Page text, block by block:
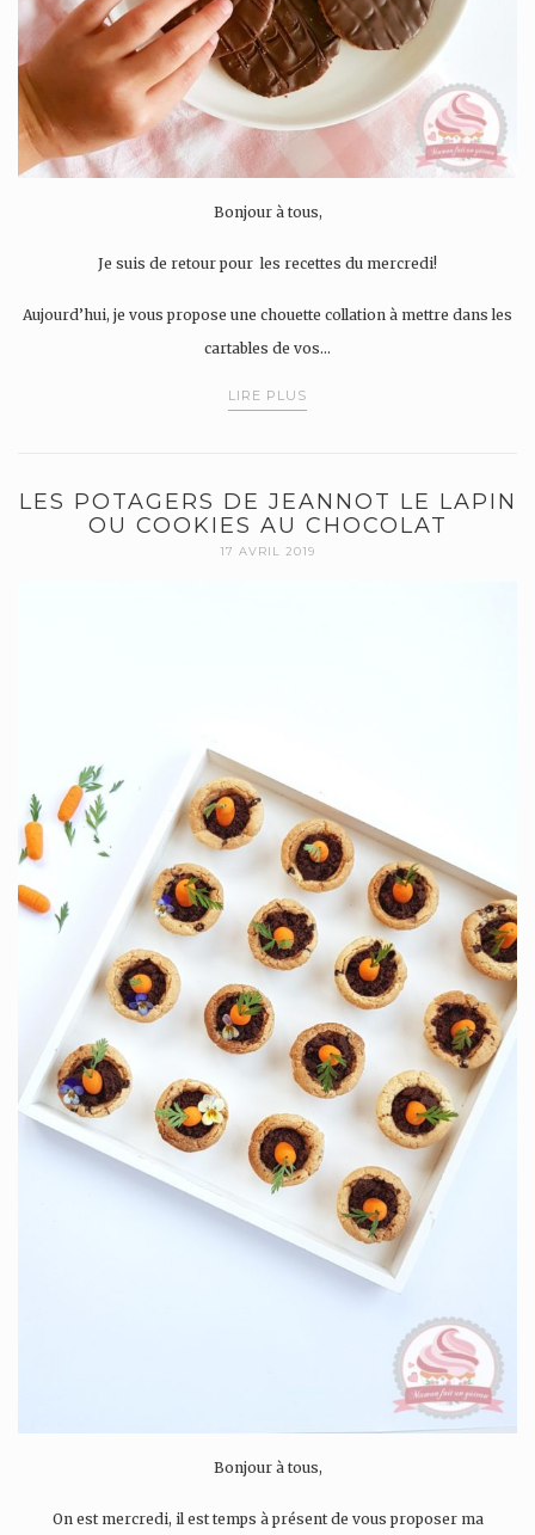
Bonjour à tous,
Je suis de retour pour les recettes du mercredi!
Aujourd’hui, je vous propose une chouette collation à mettre dans les
cartables de vos…
LIRE PLUS
LES POTAGERS DE JEANNOT LE LAPIN
OU COOKIES AU CHOCOLAT
17 AVRIL 2019
Bonjour à tous,
On est mercredi, il est temps à présent de vous proposer ma